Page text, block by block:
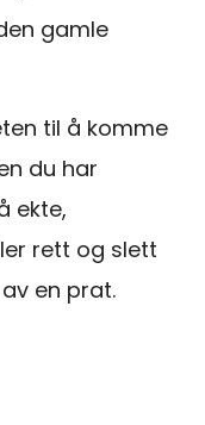
gamle
til å komme
du har
ekte,
rett og slett
en prat.